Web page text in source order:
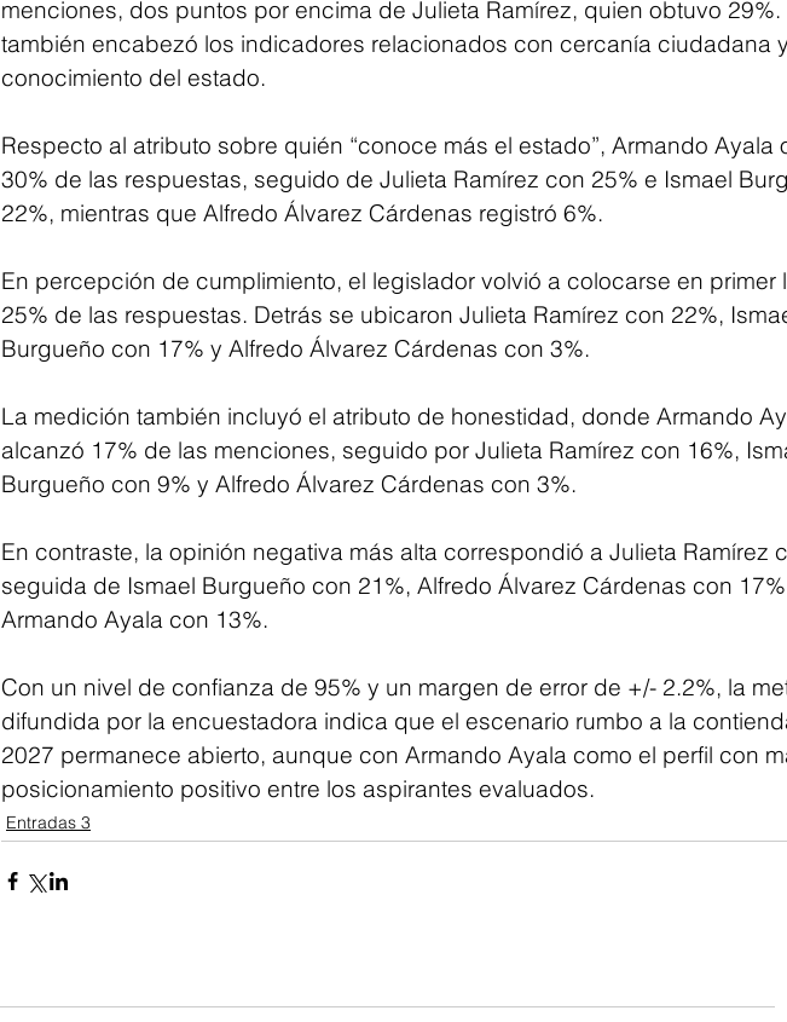
menciones, dos puntos por encima de Julieta Ramírez, quien obtuvo 29%.
también encabezó los indicadores relacionados con cercanía ciudadana y
conocimiento del estado.
Respecto al atributo sobre quién “conoce más el estado”, Armando Ayala
30% de las respuestas, seguido de Julieta Ramírez con 25% e Ismael
22%, mientras que Alfredo Álvarez Cárdenas registró 6%.
En percepción de cumplimiento, el legislador volvió a colocarse en primer
25% de las respuestas. Detrás se ubicaron Julieta Ramírez con 22%,
Burgueño con 17% y Alfredo Álvarez Cárdenas con 3%.
La medición también incluyó el atributo de honestidad, donde Armando
alcanzó 17% de las menciones, seguido por Julieta Ramírez con 16%,
Burgueño con 9% y Alfredo Álvarez Cárdenas con 3%.
En contraste, la opinión negativa más alta correspondió a Julieta Ramírez
seguida de Ismael Burgueño con 21%, Alfredo Álvarez Cárdenas con
Armando Ayala con 13%.
Con un nivel de confianza de 95% y un margen de error de +/- 2.2%, la
difundida por la encuestadora indica que el escenario rumbo a la
2027 permanece abierto, aunque con Armando Ayala como el perfil con
posicionamiento positivo entre los aspirantes evaluados.
Entradas 3